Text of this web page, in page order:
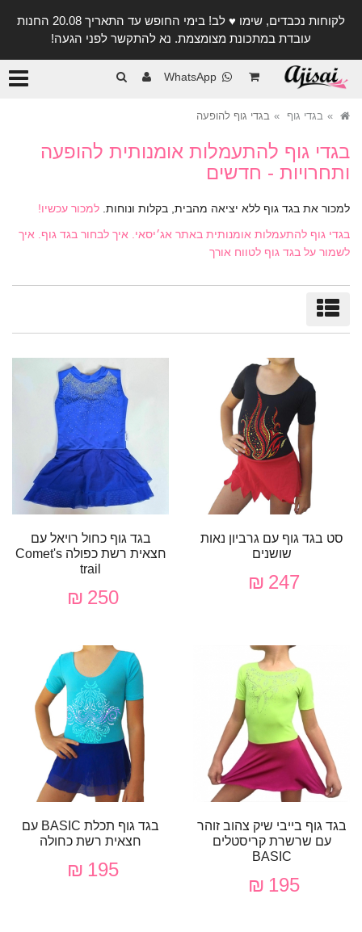
לקוחות נכבדים, שימו ♥️ לב! בימי החופש עד התאריך 20.08 החנות
עובדת במתכונת מצומצמת. נא להתקשר לפני הגעה!
WhatsApp
בגדי גוף בגדי גוף להופעה
בגדי גוף להתעמלות אומנותית להופעה
ותחרויות - חדשים
למכור את בגד גוף ללא יציאה מהבית, בקלות ונוחות. למכור עכשיו!
בגדי גוף להתעמלות אומנותית באתר אג׳יסאי. איך לבחור בגד גוף. איך
לשמור על בגד גוף לטווח אורך
מיון/סינון
סט בגד גוף עם גרביון נאות
שושנים
247 ₪
בגד גוף כחול רויאל עם
חצאית רשת כפולה Сomet's
trail
250 ₪
בגד גוף בייבי שיק צהוב זוהר
עם שרשרת קריסטלים
BASIC
195 ₪
בגד גוף תכלת BASIC עם
חצאית רשת כחולה
195 ₪